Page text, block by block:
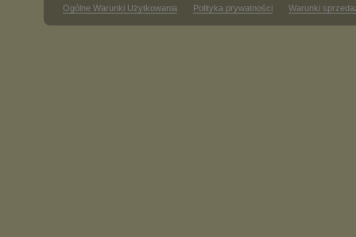
Ogólne Warunki Użytkowania Polityka prywatności Warunki